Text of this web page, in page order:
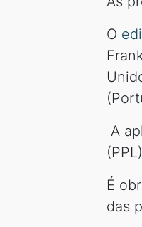
O
A
(PPL)
É
das